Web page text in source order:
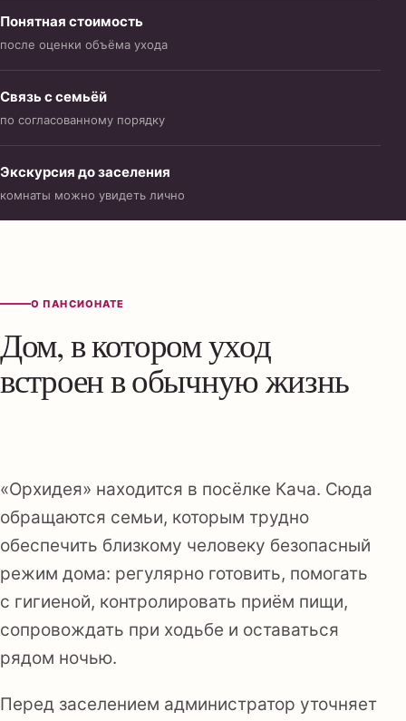
Понятная стоимость
после оценки объёма ухода
Связь с семьёй
по согласованному порядку
Экскурсия до заселения
комнаты можно увидеть лично
О ПАНСИОНАТЕ
Дом, в котором уход
встроен в обычную жизнь
«Орхидея» находится в посёлке Кача. Сюда
обращаются семьи, которым трудно
обеспечить близкому человеку безопасный
режим дома: регулярно готовить, помогать
с гигиеной, контролировать приём пищи,
сопровождать при ходьбе и оставаться
рядом ночью.
Перед заселением администратор уточняет